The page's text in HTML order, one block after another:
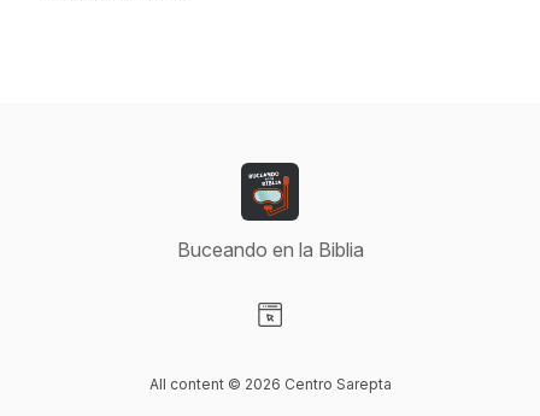
Buceando en la Biblia
All content © 2026 Centro Sarepta